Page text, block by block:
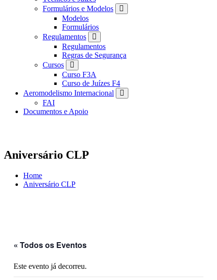
Formulários e Modelos
Modelos
Formulários
Regulamentos
Regulamentos
Regras de Segurança
Cursos
Curso F3A
Curso de Juízes F4
Aeromodelismo Internacional
FAI
Documentos e Apoio
Aniversário CLP
Home
Aniversário CLP
« Todos os Eventos
Este evento já decorreu.